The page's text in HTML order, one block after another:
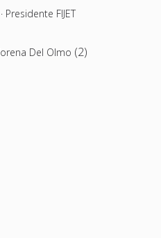
Presidente FIJET
Del Olmo (2)